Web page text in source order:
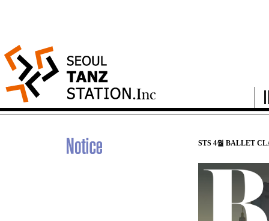
STS 4월 BALLET